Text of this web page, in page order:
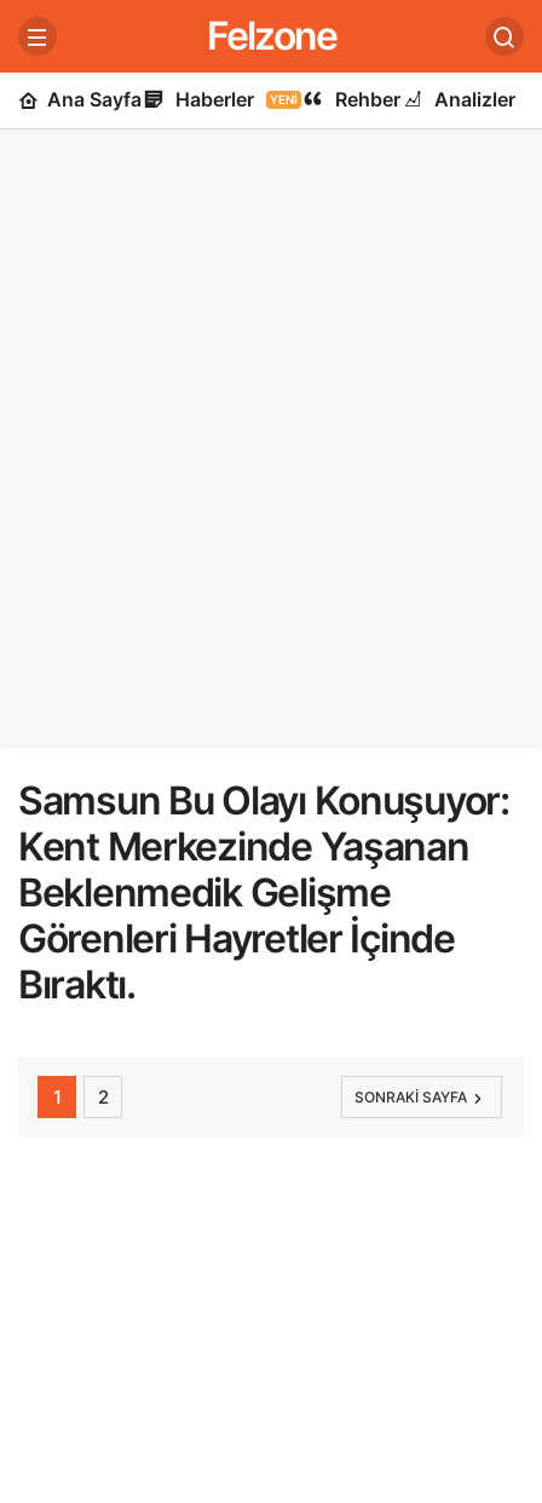
Felzone
Ana Sayfa Haberler YENI Rehber Analizler
Samsun Bu Olayı Konuşuyor:
Kent Merkezinde Yaşanan
Beklenmedik Gelişme
Görenleri Hayretler İçinde
Bıraktı.
1 2 SONRAKI SAYFA